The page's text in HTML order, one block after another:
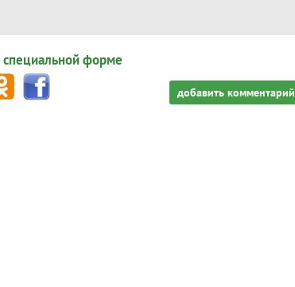
специальной форме
добавить комментарий